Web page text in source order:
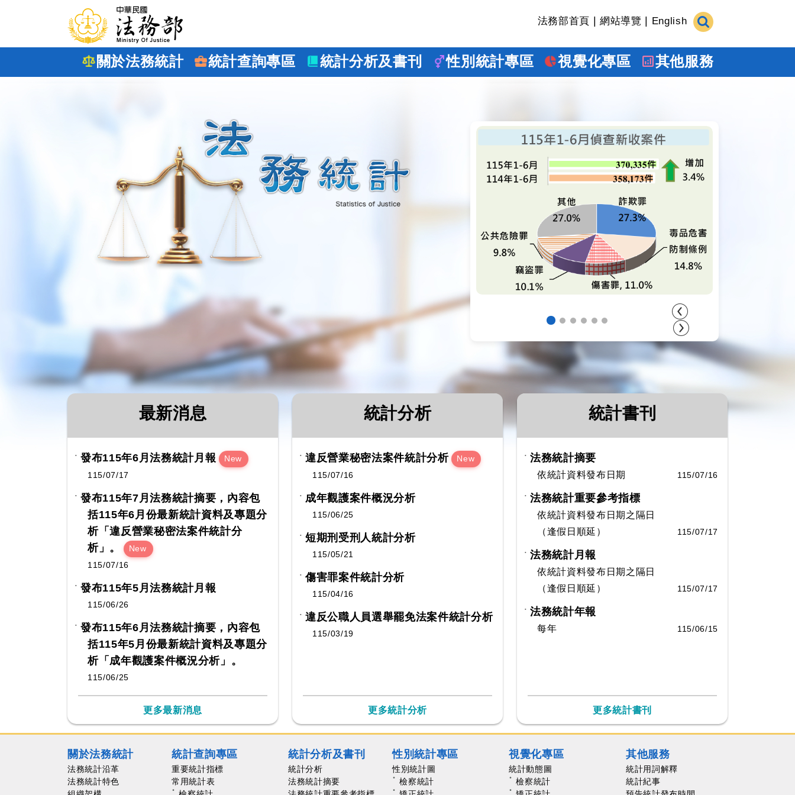
跳到主要內容
法務部首頁 網站導覽 English
關於法務統計 統計查詢專區 統計分析及書刊 性別統計專區 視覺化專區 其他服務
最新消息
發布115年6月法務統計月報
New
115/07/17
發布115年7月法務統計摘要，內容包
括115年6月份最新統計資料及專題分
析「違反營業秘密法案件統計分
析」。
New
115/07/16
發布115年5月法務統計月報
115/06/26
發布115年6月法務統計摘要，內容包
括115年5月份最新統計資料及專題分
析「成年觀護案件概況分析」。
115/06/25
更多最新消息
統計分析
違反營業秘密法案件統計分析
New
115/07/16
成年觀護案件概況分析
115/06/25
短期刑受刑人統計分析
115/05/21
傷害罪案件統計分析
115/04/16
違反公職人員選舉罷免法案件統計分析
115/03/19
更多統計分析
統計書刊
法務統計摘要
依統計資料發布日期 115/07/16
法務統計重要參考指標
依統計資料發布日期之隔日
（逢假日順延）
115/07/17
法務統計月報
依統計資料發布日期之隔日
（逢假日順延）
115/07/17
法務統計年報
每年 115/06/15
更多統計書刊
關於法務統計
法務統計沿革
法務統計特色
統計查詢專區
重要統計指標
常用統計表
統計分析及書刊
統計分析
法務統計摘要
性別統計專區
性別統計圖
檢察統計
視覺化專區
統計動態圖
檢察統計
其他服務
統計用詞解釋
統計紀事